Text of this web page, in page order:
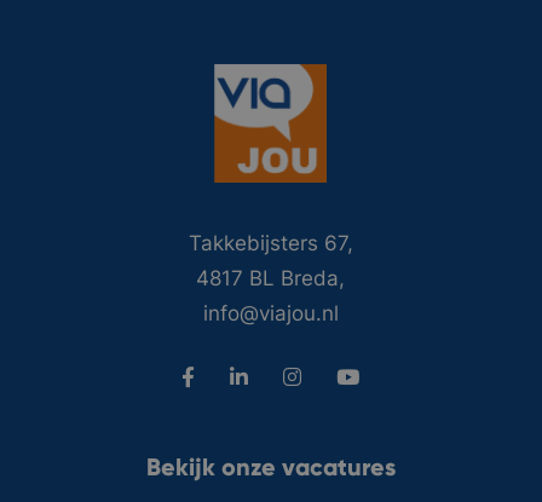
Takkebijsters 67,
4817 BL Breda,
info@viajou.nl
Bekijk onze vacatures